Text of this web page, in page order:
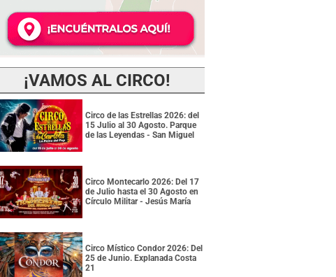
¡VAMOS AL CIRCO!
Circo de las Estrellas 2026: del
15 Julio al 30 Agosto. Parque
de las Leyendas - San Miguel
Circo Montecarlo 2026: Del 17
de Julio hasta el 30 Agosto en
Círculo Militar - Jesús María
Circo Místico Condor 2026: Del
25 de Junio. Explanada Costa
21